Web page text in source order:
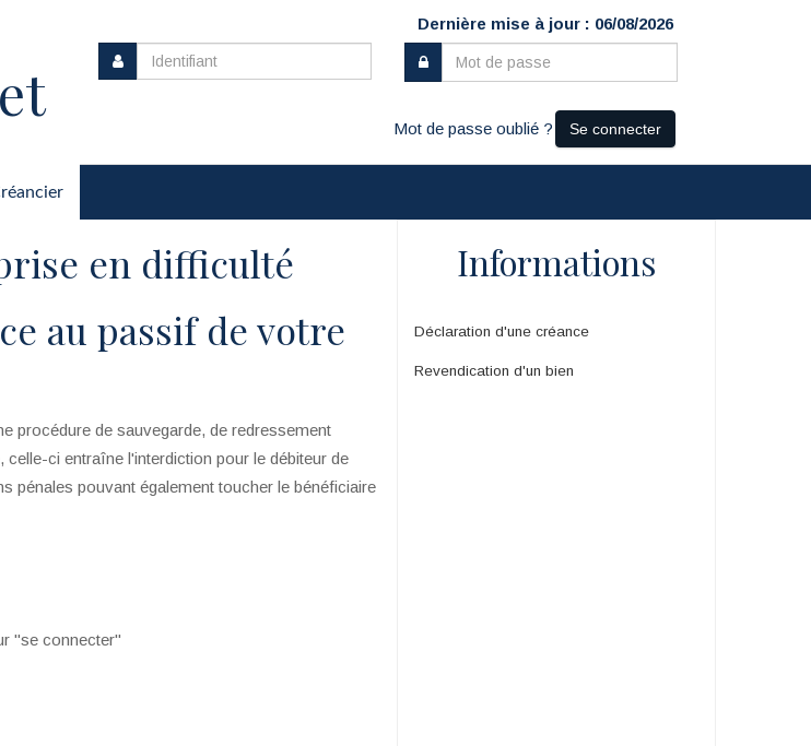
Dernière mise à jour : 06/08/2026
Mot de passe oublié ? Se connecter
en difficulté
au passif de votre
procédure de sauvegarde, de redressement
ci entraîne l'interdiction pour le débiteur de
pénales pouvant également toucher le bénéficiaire
"se connecter"
Informations
Déclaration d'une créance
Revendication d'un bien